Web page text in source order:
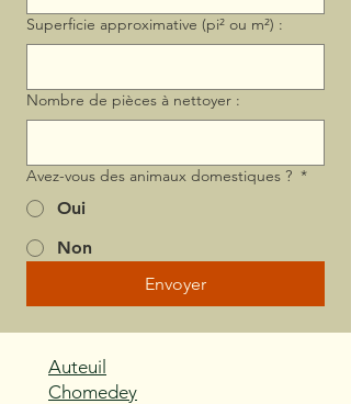
Superficie approximative (pi² ou m²) :
Nombre de pièces à nettoyer :
Avez-vous des animaux domestiques ? *
Oui
Non
Envoyer
Auteuil
Chomedey